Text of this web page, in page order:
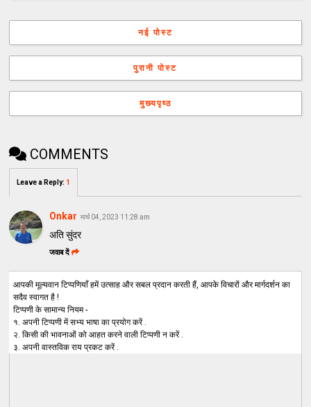
नई पोस्ट
पुरानी पोस्ट
मुख्यपृष्ठ
COMMENTS
Leave a Reply: 1
Onkar मार्च 04, 2023 11:28 am
अति सुंदर
जवाब दें
आपकी मूल्यवान टिप्पणियाँ हमें उत्साह और सबल प्रदान करती हैं, आपके विचारों और मार्गदर्शन का
सदैव स्वागत है !
टिप्पणी के सामान्य नियम -
१. अपनी टिप्पणी में सभ्य भाषा का प्रयोग करें .
२. किसी की भावनाओं को आहत करने वाली टिप्पणी न करें .
३. अपनी वास्तविक राय प्रकट करें .